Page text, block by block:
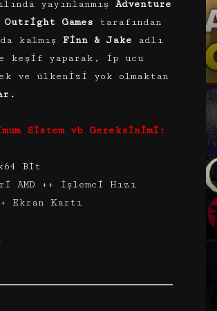
yayınlanmış Adventure
Outright Games tarafından
kalmış Finn & Jake adlı
keşif yaparak, ip ucu
ve ülkenizi yok olmaktan
Sistem vb Gereksinimi:
Bit
AMD ++ İşlemci Hızı
Ekran Kartı